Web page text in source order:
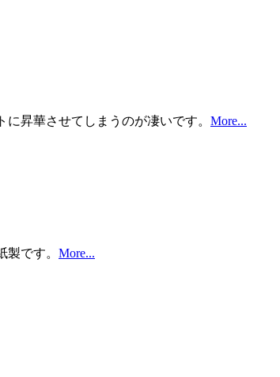
昇華させてしまうのが凄いです。 More...
です。 More...